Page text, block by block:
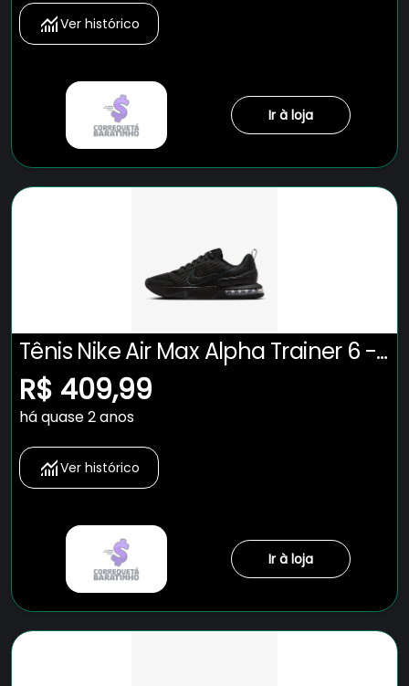
Ver histórico
Ir à loja
Tênis Nike Air Max Alpha Trainer 6 -
Masculino
R$ 409,99
há quase 2 anos
Ver histórico
Ir à loja